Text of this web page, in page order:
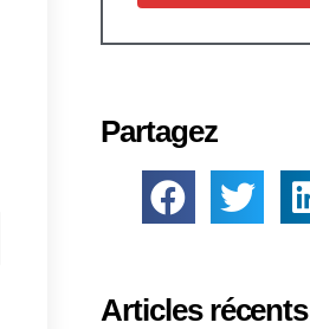
Partagez
Articles récents